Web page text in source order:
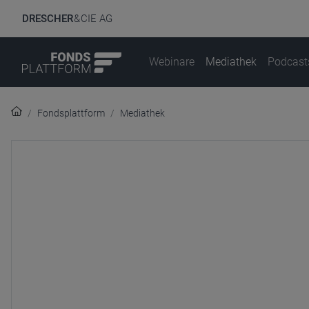
DRESCHER& CIE AG
Webinare Mediathek
Fondsplattform Mediathek